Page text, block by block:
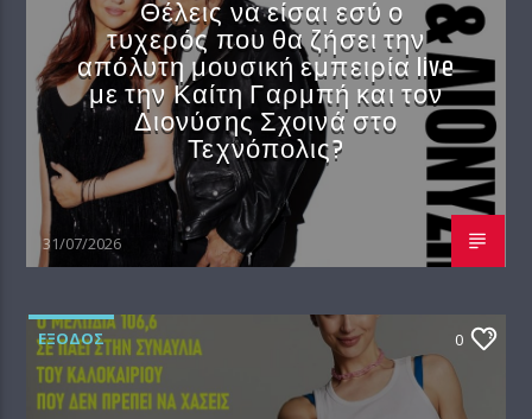
Θέλεις να είσαι εσύ ο
τυχερός που θα ζήσει την
απόλυτη μουσική εμπειρία live
με την Καίτη Γαρμπή και τον
Διονύσης Σχοινά στο
Τεχνόπολις?
31/07/2026
EΞΟΔΟΣ 0